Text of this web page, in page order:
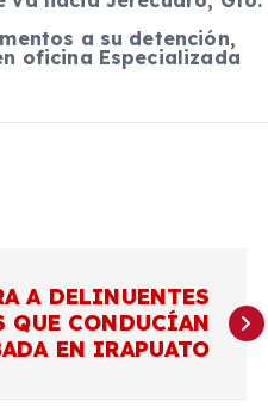
a su detención,
oficina Especializada
A DELINUENTES
QUE CONDUCÍAN
EN IRAPUATO